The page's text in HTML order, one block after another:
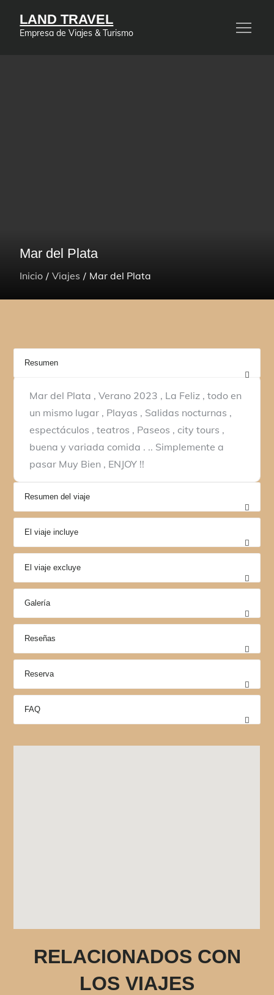
LAND TRAVEL
Empresa de Viajes & Turismo
Mar del Plata
Inicio Viajes Mar del Plata
Resumen
Mar del Plata , Verano 2023 , La Feliz , todo en
un mismo lugar , Playas , Salidas nocturnas ,
espectáculos , teatros , Paseos , city tours ,
buena y variada comida . .. Simplemente a
pasar Muy Bien , ENJOY !!
Resumen del viaje
El viaje incluye
El viaje excluye
Galería
Reseñas
Reserva
FAQ
RELACIONADOS CON
LOS VIAJES